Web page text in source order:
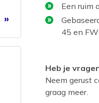
Een ruim
45 en
Heb je
Neem gerust
graag meer.